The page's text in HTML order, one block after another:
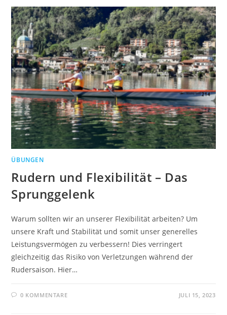
ÜBUNGEN
Rudern und Flexibilität – Das
Sprunggelenk
Warum sollten wir an unserer Flexibilität arbeiten? Um
unsere Kraft und Stabilität und somit unser generelles
Leistungsvermögen zu verbessern! Dies verringert
gleichzeitig das Risiko von Verletzungen während der
Rudersaison. Hier…
0 KOMMENTARE JULI 15, 2023